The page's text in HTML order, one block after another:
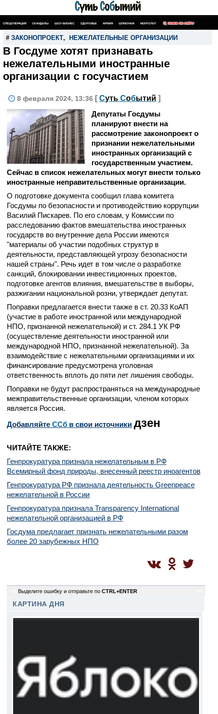
СПЕЦОПЕРАЦИЯ СКАНДАЛЫ ШОУ-БИЗНЕС ЗДОРОВЬЕ АРМИЯ ШПИОНАЖ НЕКРОЛОГ ПОИСК ПО САЙТУ
# ЗАКОНОПРОЕКТ, НЕЖЕЛАТЕЛЬНЫЕ ОРГАНИЗАЦИИ
В Госдуме хотят признавать
нежелательными иностранные
организации с госучастием
8 февраля 2024, 13:36 [ Суть Событий ]
Депутаты Госдумы
планируют внести на
рассмотрение законопроект о
признании нежелательными
иностранных организаций с
государственным участием.
Сейчас в список нежелательных могут внести только
иностранные неправительственные организации.
О подготовке документа сообщил глава комитета
Госдумы по безопасности и противодействию коррупции
Василий Пискарев. По его словам, у Комиссии по
расследованию фактов вмешательства иностранных
государств во внутренние дела России имеются
"материалы об участии подобных структур в
деятельности, представляющей угрозу безопасности
нашей страны". Речь идет в том числе о разработке
санкций, блокировании инвестиционных проектов,
подготовке агентов влияния, вмешательстве в выборы,
разжигании национальной розни, утверждает депутат.
Поправки предлагается внести также в ст. 20.33 КоАП
(участие в работе иностранной или международной
НПО, признанной нежелательной) и ст. 284.1 УК РФ
(осуществление деятельности иностранной или
международной НПО, признанной нежелательной). За
взаимодействие с нежелательными организациями и их
финансирование предусмотрена уголовная
ответственность вплоть до пяти лет лишения свободы.
Поправки не будут распространяться на международные
межправительственные организации, членом которых
является Россия.
Добавляйте CСб в свои источники дзен
ЧИТАЙТЕ ТАКЖЕ:
Генпрокуратура признала нежелательным в РФ
Всемирный фонд природы, внесенный реестр иноагентов
Генпрокуратура РФ признала деятельность Greenpeace
нежелательной в России
Генпрокуратура признала Transparеncy International
нежелательной организацией в РФ
Госдума предлагает признать нежелательными разом
более 20 зарубежных НПО
Выделите ошибку и отправьте по CTRL+ENTER
КАРТИНА ДНЯ